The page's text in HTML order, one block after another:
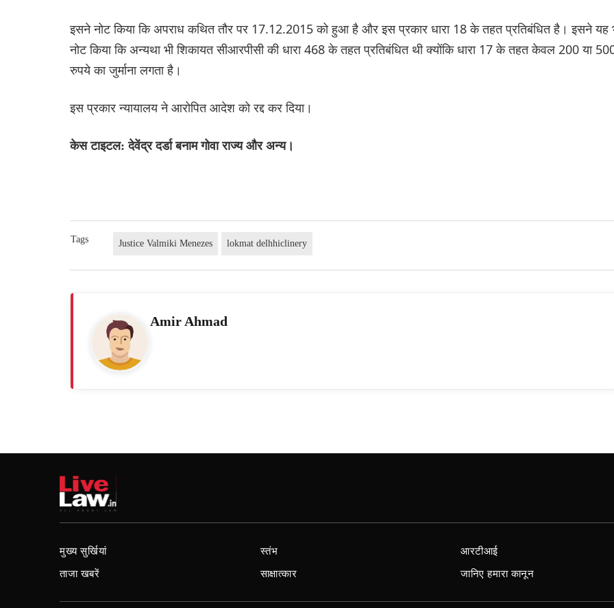
इसने नोट किया कि अपराध कथित तौर पर 17.12.2015 को हुआ है और इस प्रकार धारा 18 के तहत प्रतिबंधित है। इसने यह
नोट किया कि अन्यथा भी शिकायत सीआरपीसी की धारा 468 के तहत प्रतिबंधित थी क्योंकि धारा 17 के तहत केवल 200 या
रुपये का जुर्माना लगता है।
इस प्रकार न्यायालय ने आरोपित आदेश को रद्द कर दिया।
केस टाइटल: देवेंद्र दर्डा बनाम गोवा राज्य और अन्य।
Tags Justice Valmiki Menezes lokmat delhhiclinery
Amir Ahmad
मुख्य सुर्खियां
ताजा खबरें
स्तंभ
साक्षात्कार
आरटीआई
जानिए हमारा कानून